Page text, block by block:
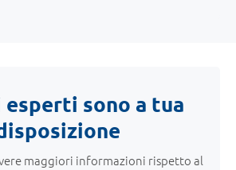
sono a tua
maggiori informazioni rispetto al